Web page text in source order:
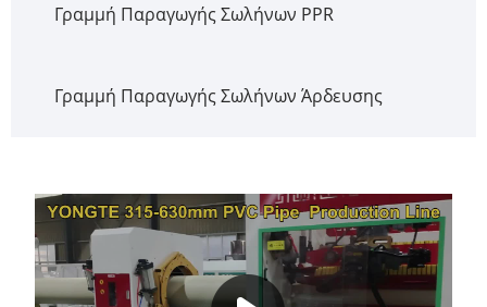
Γραμμή Παραγωγής Σωλήνων PPR
Γραμμή Παραγωγής Σωλήνων Άρδευσης